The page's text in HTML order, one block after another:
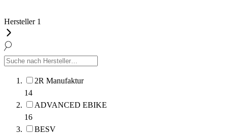
Hersteller 1
2R Manufaktur
14
ADVANCED EBIKE
16
BESV